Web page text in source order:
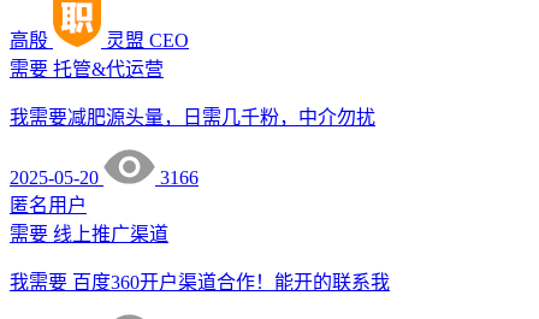
高殷 灵盟 CEO
需要 托管&代运营
我需要减肥源头量，日需几千粉，中介勿扰
2025-05-20
3166
匿名用户
需要 线上推广渠道
我需要 百度360开户渠道合作！能开的联系我